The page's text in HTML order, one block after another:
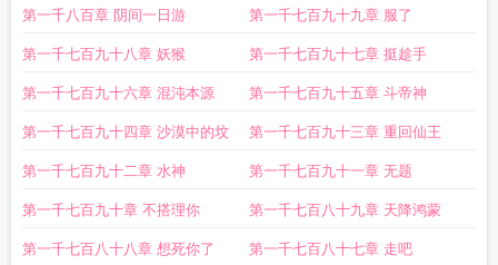
叫啥名字柳如云赵玉笙大结局 赵云柳如心叫什么
第一千八百章 阴间一日游 第一千七百九十九章 服了
第一千七百九十八章 妖猴 第一千七百九十七章 挺趁手
第一千七百九十六章 混沌本源 第一千七百九十五章 斗帝神
第一千七百九十四章 沙漠中的坟 第一千七百九十三章 重回仙王
第一千七百九十二章 水神 第一千七百九十一章 无题
第一千七百九十章 不搭理你 第一千七百八十九章 天降鸿蒙
第一千七百八十八章 想死你了 第一千七百八十七章 走吧